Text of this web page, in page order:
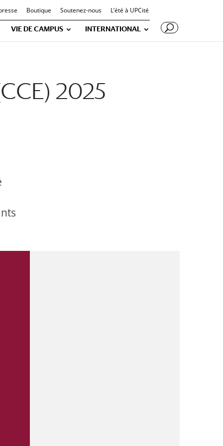
Boutique Soutenez-nous L’été à UPCité
VIE DE CAMPUS INTERNATIONAL
2025